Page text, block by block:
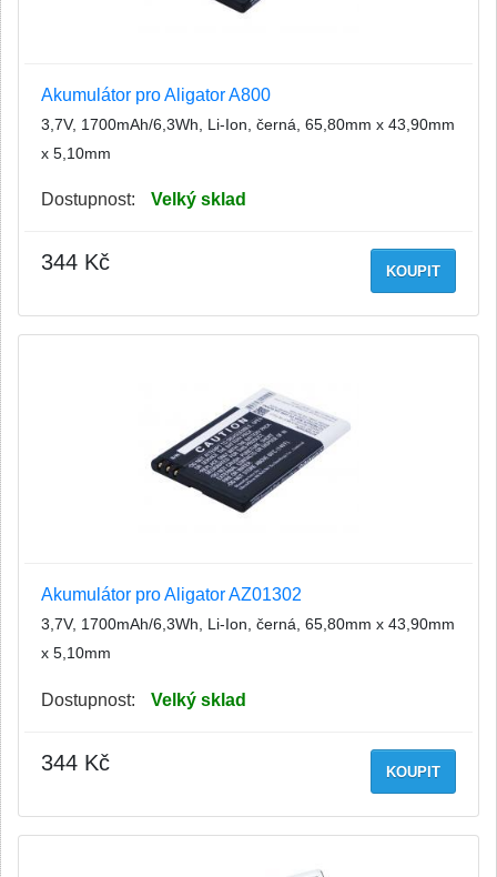
Akumulátor pro Aligator A800
3,7V, 1700mAh/6,3Wh, Li-Ion, černá, 65,80mm x 43,90mm
x 5,10mm
Dostupnost: Velký sklad
KOUPIT
344 Kč
Akumulátor pro Aligator AZ01302
3,7V, 1700mAh/6,3Wh, Li-Ion, černá, 65,80mm x 43,90mm
x 5,10mm
Dostupnost: Velký sklad
KOUPIT
344 Kč